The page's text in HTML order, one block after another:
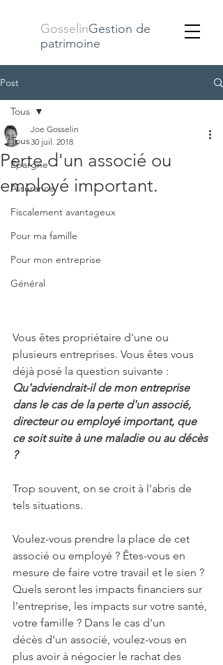
GosselinGestion de
patrimoine
Post
Tous
Épargne
Assurance
Fiscalement avantageux
Pour ma famille
Pour mon entreprise
Général
Tous
Perte d'un associé ou
employé important.
Joe Gosselin
30 juil. 2018
Vous êtes propriétaire d'une ou
plusieurs entreprises. Vous êtes vous
déjà posé la question suivante :
Qu'adviendrait-il de mon entreprise
dans le cas de la perte d'un associé,
directeur ou employé important, que
ce soit suite à une maladie ou au décès
?
Trop souvent, on se croit à l'abris de
tels situations.
Voulez-vous prendre la place de cet
associé ou employé ? Êtes-vous en
mesure de faire votre travail et le sien ?
Quels seront les impacts financiers sur
l'entreprise, les impacts sur votre santé,
votre famille ? Dans le cas d'un
décès d'un associé, voulez-vous en
plus avoir à négocier le rachat des